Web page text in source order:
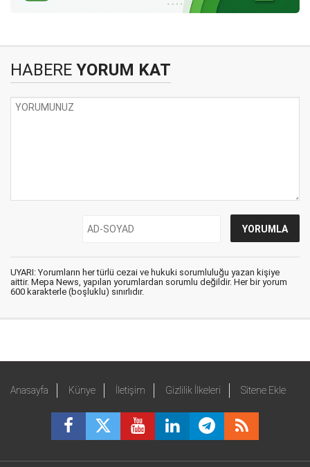
HABERE YORUM KAT
UYARI: Yorumların her türlü cezai ve hukuki sorumluluğu yazan kişiye
aittir. Mepa News, yapılan yorumlardan sorumlu değildir. Her bir yorum
600 karakterle (boşluklu) sınırlıdır.
Anasayfa Künye İletişim Gizlilik İlkeleri Sitene Ekle